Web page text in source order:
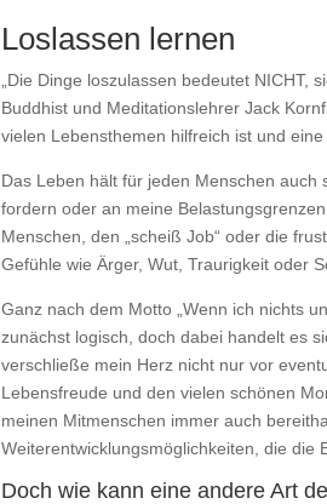
Loslassen lernen
„Die Dinge loszulassen bedeutet NICHT,
Buddhist und Meditationslehrer Jack
vielen Lebensthemen hilfreich ist und
Das Leben hält für jeden Menschen
fordern oder an meine
Menschen, den „scheiß Job“ oder die
Gefühle wie Ärger, Wut, Traurigkeit oder
Ganz nach dem Motto „Wenn ich nichts
zunächst logisch, doch dabei handelt es
verschließe mein Herz nicht nur vor
Lebensfreude und den vielen schönen
meinen Mitmenschen immer auch
Weiterentwicklungsmöglichkeiten, die die
Doch wie kann eine andere Art